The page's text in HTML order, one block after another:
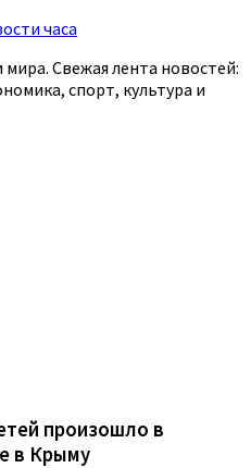
часа
Свежая лента новостей:
спорт, культура и
произошло в
в Крыму